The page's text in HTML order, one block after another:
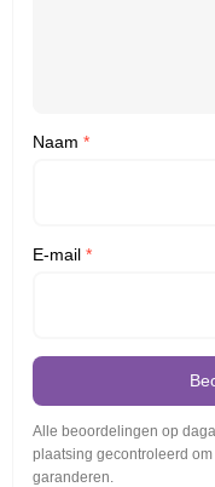
Naam *
E-mail *
Alle beoordelingen op
plaatsing gecontroleerd
garanderen.